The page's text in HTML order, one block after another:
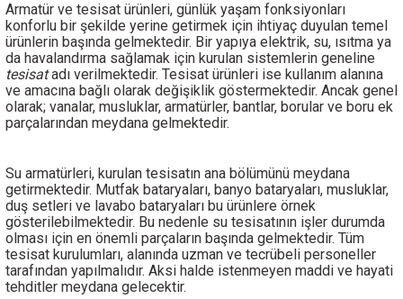
Armatür ve tesisat ürünleri, günlük yaşam fonksiyonları
konforlu bir şekilde yerine getirmek için ihtiyaç duyulan temel
ürünlerin başında gelmektedir. Bir yapıya elektrik, su, ısıtma ya
da havalandırma sağlamak için kurulan sistemlerin geneline
tesisatadı verilmektedir. Tesisat ürünleri ise kullanım alanına
ve amacına bağlı olarak değişiklik göstermektedir. Ancak genel
olarak; vanalar, musluklar, armatürler, bantlar, borular ve boru ek
parçalarından meydana gelmektedir.
Su armatürleri, kurulan tesisatın ana bölümünü meydana
getirmektedir. Mutfak bataryaları, banyo bataryaları, musluklar,
duş setleri ve lavabo bataryaları bu ürünlere örnek
gösterilebilmektedir. Bu nedenle su tesisatının işler durumda
olması için en önemli parçaların başında gelmektedir. Tüm
tesisat kurulumları, alanında uzman ve tecrübeli personeller
tarafından yapılmalıdır. Aksi halde istenmeyen maddi ve hayati
tehditler meydana gelecektir.